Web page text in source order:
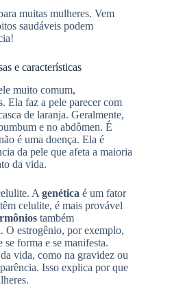
muitas mulheres. Vem
saudáveis podem
e características
muito comum,
Ela faz a pele parecer com
de laranja. Geralmente,
e no abdômen. É
é uma doença. Ela é
da pele que afeta a maioria
da vida.
A genética é um fator
celulite, é mais provável
também
O estrogênio, por exemplo,
forma e se manifesta.
vida, como na gravidez ou
Isso explica por que